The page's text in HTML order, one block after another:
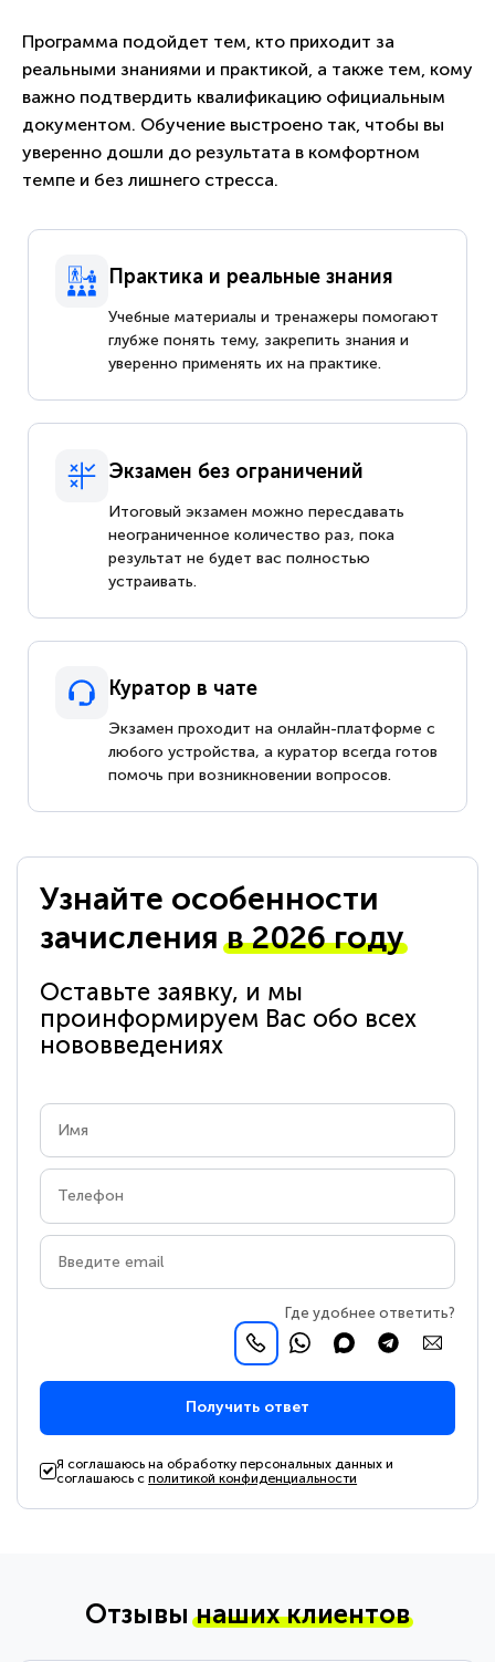
Программа подойдет тем, кто приходит за
реальными знаниями и практикой, а также тем, кому
важно подтвердить квалификацию официальным
документом. Обучение выстроено так, чтобы вы
уверенно дошли до результата в комфортном
темпе и без лишнего стресса.
Практика и реальные знания
Учебные материалы и тренажеры помогают
глубже понять тему, закрепить знания и
уверенно применять их на практике.
Экзамен без ограничений
Итоговый экзамен можно пересдавать
неограниченное количество раз, пока
результат не будет вас полностью
устраивать.
Куратор в чате
Экзамен проходит на онлайн-платформе с
любого устройства, а куратор всегда готов
помочь при возникновении вопросов.
Узнайте особенности
зачисленияв 2026 году
Оставьте заявку, и мы
проинформируем Вас обо всех
нововведениях
Где удобнее ответить?
Получить ответ
Я соглашаюсь на обработку персональных данных и
соглашаюсь сполитикой конфиденциальности
Отзывынаших клиентов